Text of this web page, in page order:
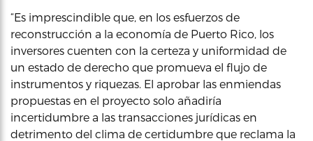
“Es imprescindible que, en los esfuerzos de
reconstrucción a la economía de Puerto Rico, los
inversores cuenten con la certeza y uniformidad de
un estado de derecho que promueva el flujo de
instrumentos y riquezas. El aprobar las enmiendas
propuestas en el proyecto solo añadiría
incertidumbre a las transacciones jurídicas en
detrimento del clima de certidumbre que reclama la